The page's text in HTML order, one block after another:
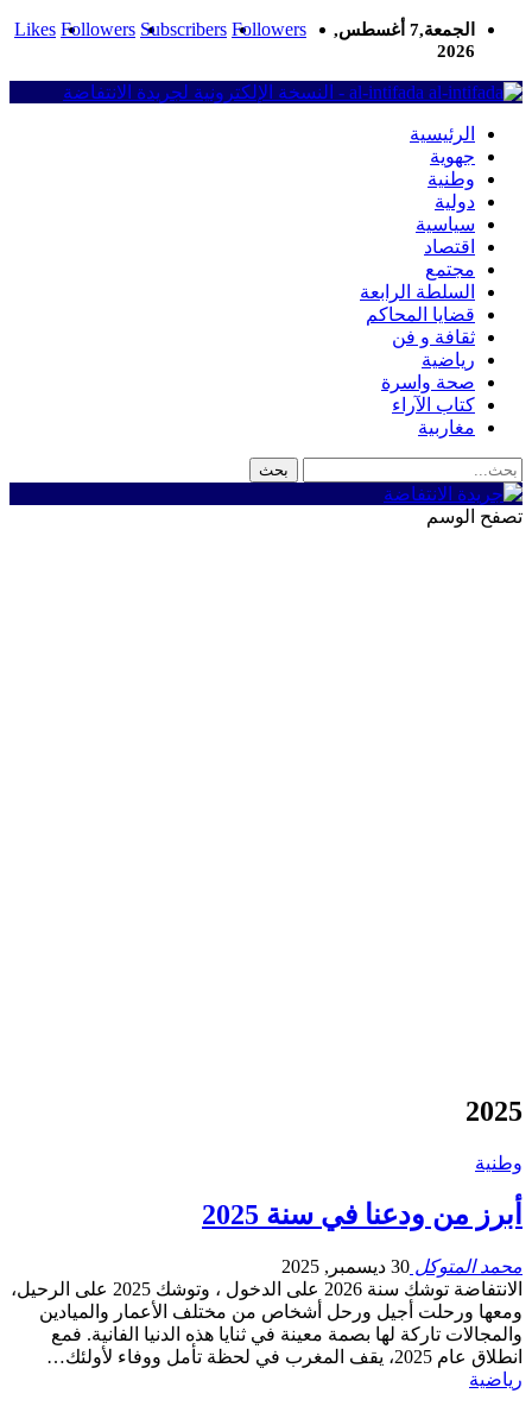
Likes Followers Subscribers Followers
الجمعة,7 أغسطس,
2026
al-intifada - النسخة الإلكترونية لجريدة الانتفاضة
الرئيسية
جهوية
وطنية
دولية
سياسية
اقتصاد
مجتمع
السلطة الرابعة
قضايا المحاكم
ثقافة و فن
رياضية
صحة واسرة
كتاب الآراء
مغاربية
تصفح الوسم
2025
وطنية
أبرز من ودعنا في سنة 2025
محمد المتوكل 30 ديسمبر, 2025
الانتفاضة توشك سنة 2026 على الدخول ، وتوشك 2025 على الرحيل،
ومعها ورحلت أجيل ورحل أشخاص من مختلف الأعمار والميادين
والمجالات تاركة لها بصمة معينة في ثنايا هذه الدنيا الفانية. فمع
انطلاق عام 2025، يقف المغرب في لحظة تأمل ووفاء لأولئك…
رياضية